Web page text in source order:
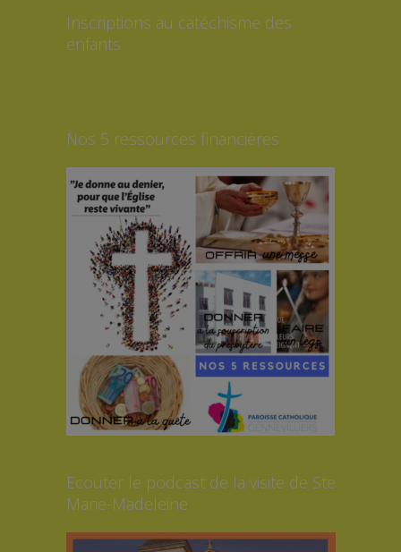
Inscriptions au catéchisme des
enfants
Nos 5 ressources financières
Ecouter le podcast de la visite de Ste
Marie-Madeleine